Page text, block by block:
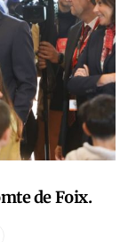
de Foix.